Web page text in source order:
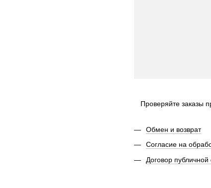
Проверяйте заказы
Обмен и возврат
Согласие на
Договор